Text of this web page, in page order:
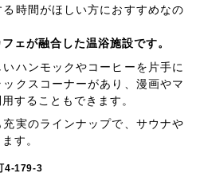
時間がほしい方におすすめなの
ェが融合した温浴施設です。
ハンモックやコーヒーを片手に
クスコーナーがあり、漫画やマ
することもできます。
実のラインナップで、サウナや
す。
4-179-3